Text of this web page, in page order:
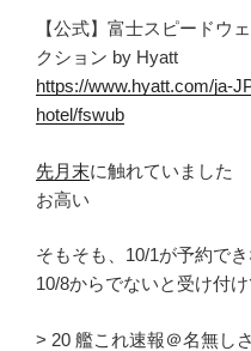
【公式】富士スピードウ
クション by Hyatt
https://www.hyatt.com/ja-
hotel/fswub
先月末に触れていました
お高い
そもそも、10/1が予約で
10/8からでないと受け付
> 20 艦これ速報＠名無し